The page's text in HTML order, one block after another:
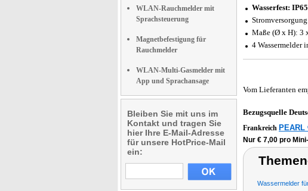
WLAN-Rauchmelder mit
Sprachsteuerung
Magnetbefestigung für
Rauchmelder
WLAN-Multi-Gasmelder mit
App und Sprachansage
Bleiben Sie mit uns im
Kontakt und tragen Sie
hier Ihre E-Mail-Adresse
für unsere HotPrice-Mail
ein:
Wasserfest: IP65
Maße (Ø x H): 3
4 Wassermelder
Vom Lieferanten
Bezugsquelle
Frankreich PEARL
Nur € 7,00 pro
Wassermelder